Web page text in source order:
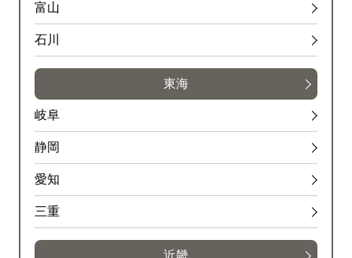
富山
石川
東海
岐阜
静岡
愛知
三重